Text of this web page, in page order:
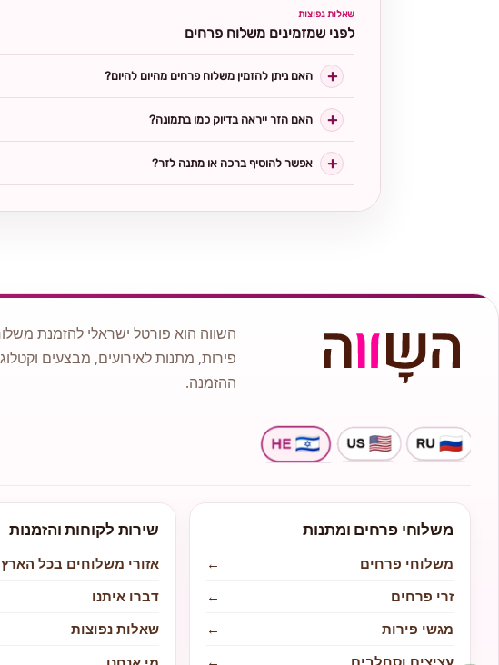
שאלות נפוצות
לפני שמזמינים משלוח פרחים
האם ניתן להזמין משלוח פרחים מהיום להיום?
האם הזר ייראה בדיוק כמו בתמונה?
אפשר להוסיף ברכה או מתנה לזר?
השווה הוא פורטל ישראלי להזמנת
פירות, מתנות לאירועים, מבצעים
ההזמנה.
משלוחי פרחים ומתנות
משלוחי פרחים
←
זרי פרחים
←
מגשי פירות
←
שירות לקוחות והזמנות
אזורי משלוחים בכל הארץ
דברו איתנו
שאלות נפוצות